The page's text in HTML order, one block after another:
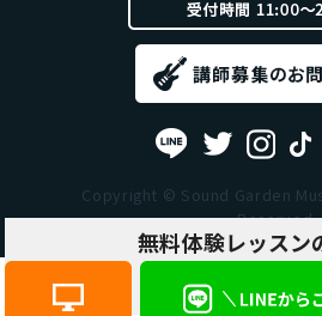
Copyright © Sound Garden
Reserved.
無料体験レッスン